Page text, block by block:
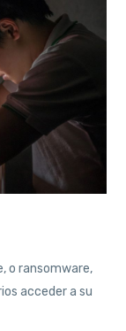
o ransomware,
acceder a su